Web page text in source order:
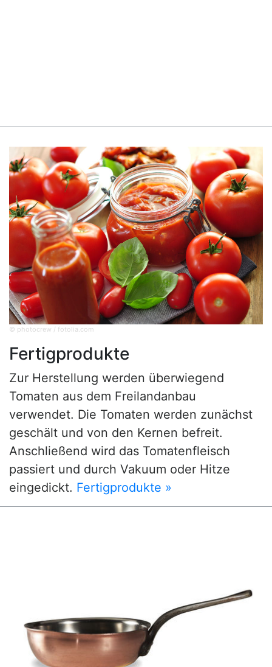
© photocrew / fotolia.com
Fertigprodukte
Zur Herstellung werden überwiegend
Tomaten aus dem Freilandanbau
verwendet. Die Tomaten werden zunächst
geschält und von den Kernen befreit.
Anschließend wird das Tomatenfleisch
passiert und durch Vakuum oder Hitze
eingedickt. Fertigprodukte »